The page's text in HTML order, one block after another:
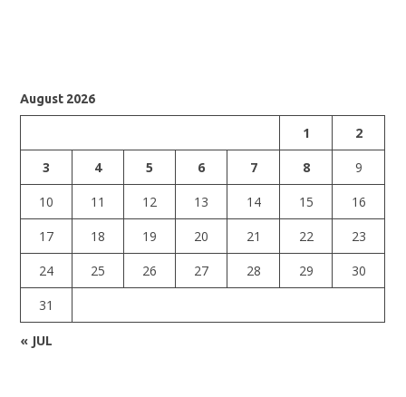
August 2026
1
2
3
4 5 6 7 8
9
10
11 12 13 14 15
16
17
18 19 20 21 22
23
24
25 26 27 28 29
30
31
« JUL